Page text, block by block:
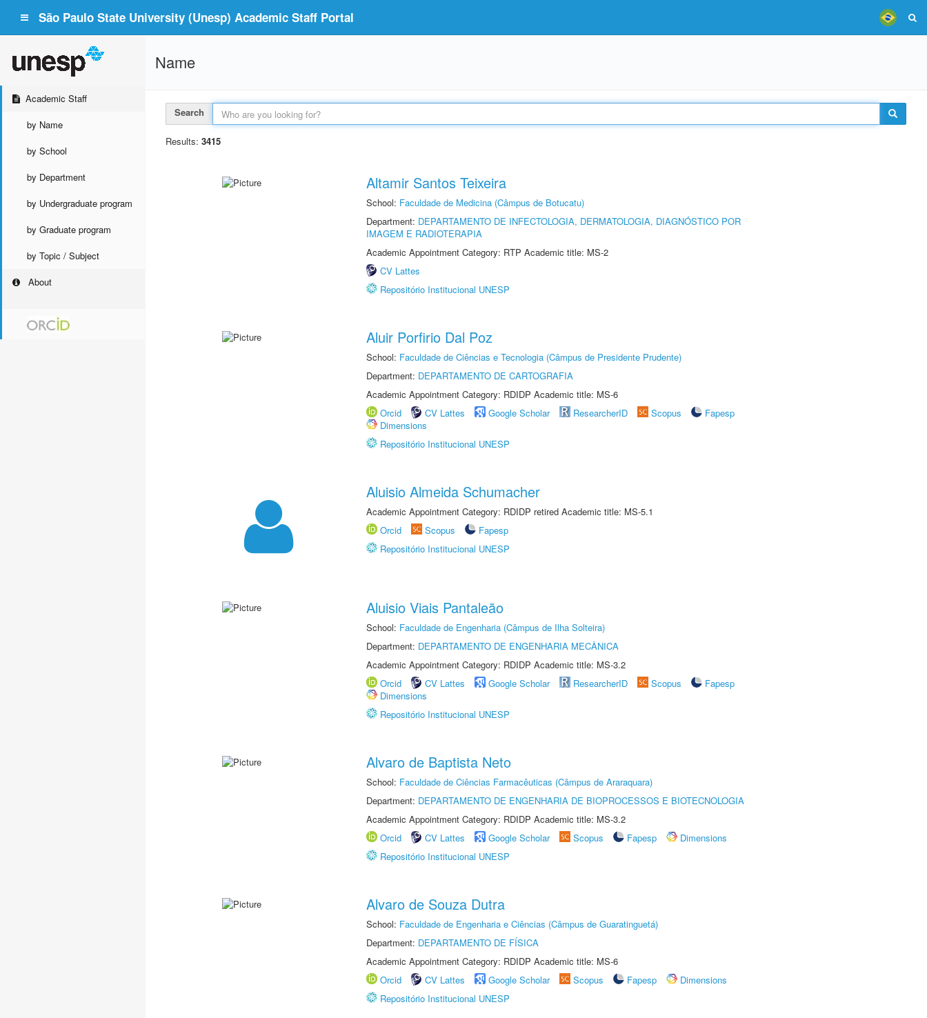
São Paulo State University (Unesp) Academic Staff Portal
Academic Staff
by Name
by School
by Department
by Undergraduate program
by Graduate program
by Topic / Subject
About
Name
Search
Results: 3415
Altamir Santos Teixeira
School: Faculdade de Medicina (Câmpus de Botucatu)
Department: DEPARTAMENTO DE INFECTOLOGIA, DERMATOLOGIA, DIAGNÓSTICO POR
IMAGEM E RADIOTERAPIA
Academic Appointment Category: RTP Academic title: MS-2
CV Lattes
Repositório Institucional UNESP
Aluir Porfirio Dal Poz
School: Faculdade de Ciências e Tecnologia (Câmpus de Presidente Prudente)
Department: DEPARTAMENTO DE CARTOGRAFIA
Academic Appointment Category: RDIDP Academic title: MS-6
Orcid
CV Lattes Google Scholar ResearcherID Scopus
Fapesp
Dimensions
Repositório Institucional UNESP
Aluisio Almeida Schumacher
Academic Appointment Category: RDIDP retired Academic title: MS-5.1
Orcid
Scopus
Fapesp
Repositório Institucional UNESP
Aluisio Viais Pantaleão
School: Faculdade de Engenharia (Câmpus de Ilha Solteira)
Department: DEPARTAMENTO DE ENGENHARIA MECÂNICA
Academic Appointment Category: RDIDP Academic title: MS-3.2
Orcid
CV Lattes Google Scholar ResearcherID Scopus
Fapesp
Dimensions
Repositório Institucional UNESP
Alvaro de Baptista Neto
School: Faculdade de Ciências Farmacêuticas (Câmpus de Araraquara)
Department: DEPARTAMENTO DE ENGENHARIA DE BIOPROCESSOS E BIOTECNOLOGIA
Academic Appointment Category: RDIDP Academic title: MS-3.2
Orcid
CV Lattes Google Scholar Scopus Fapesp
Dimensions
Repositório Institucional UNESP
Alvaro de Souza Dutra
School: Faculdade de Engenharia e Ciências (Câmpus de Guaratinguetá)
Department: DEPARTAMENTO DE FÍSICA
Academic Appointment Category: RDIDP Academic title: MS-6
Orcid
CV Lattes Google Scholar Scopus Fapesp
Dimensions
Repositório Institucional UNESP